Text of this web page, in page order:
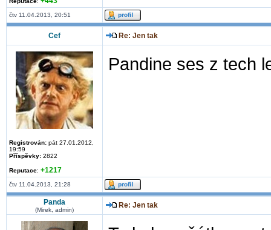
čtv 11.04.2013, 20:51
Cef Re: Jen tak
Registrován: pát 27.01.2012,
19:59
Příspěvky: 2822
Reputace: +1217
Pandine ses z tech
čtv 11.04.2013, 21:28
Panda
(Mirek, admin)
Re: Jen tak